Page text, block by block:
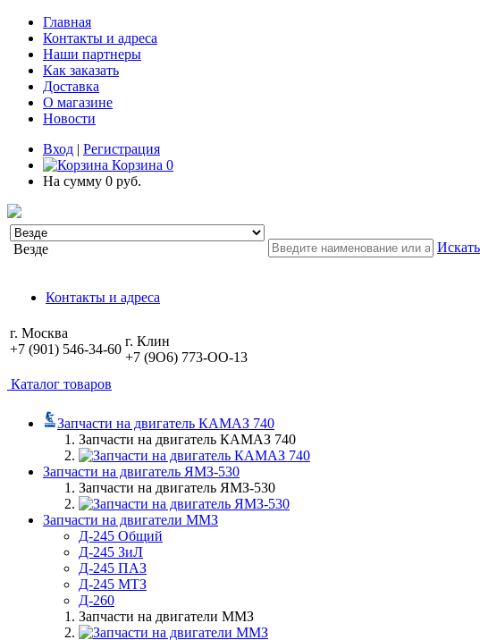
Главная
Контакты и адреса
Наши партнеры
Как заказать
Доставка
О магазине
Новости
Вход | Регистрация
Корзина 0
На сумму 0 руб.
Везде Искать
Контакты и адреса
г. Москва
+7 (901) 546-34-60
г. Клин
+7 (9O6) 773-OO-13
Каталог товаров
Запчасти на двигатель КАМАЗ 740
Запчасти на двигатель КАМАЗ 740
Запчасти на двигатель ЯМЗ-530
Запчасти на двигатель ЯМЗ-530
Запчасти на двигатели ММЗ
Д-245 Общий
Д-245 ЗиЛ
Д-245 ПАЗ
Д-245 МТЗ
Д-260
Запчасти на двигатели ММЗ